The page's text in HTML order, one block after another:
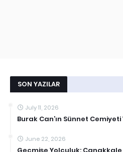
SON YAZILAR
July 11, 2026
Burak Can’ın Sünnet
June 22, 2026